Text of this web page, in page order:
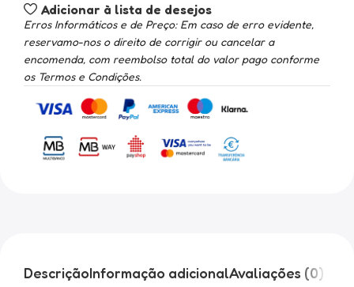
Adicionar à lista de desejos
Erros Informáticos e de Preço: Em caso de erro evidente,
reservamo-nos o direito de corrigir ou cancelar a
encomenda, com reembolso total do valor pago conforme
os Termos e Condições.
DescriçãoInformação adicionalAvaliações (0)